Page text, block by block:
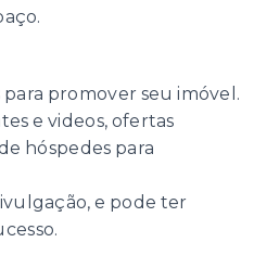
para promover seu imóvel.
e videos, ofertas
hóspedes para
e pode ter